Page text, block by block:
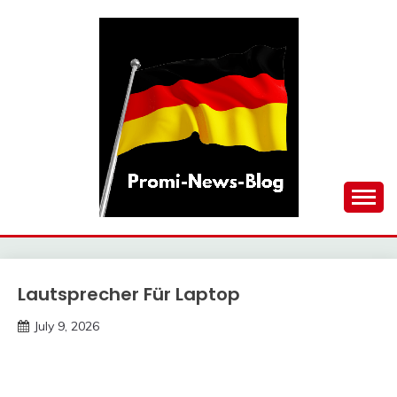
PROMI-NEWS-BLOG
Trends
Lautsprecher Für Laptop
July 9, 2026